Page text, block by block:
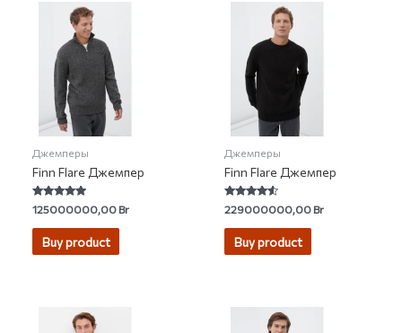
Джемперы
Finn Flare Джемпер
Rated
4.80
out of 5
125000000,00Br
Buy product
Джемперы
Finn Flare Джемпер
Rated
4.29
out of 5
229000000,00Br
Buy product